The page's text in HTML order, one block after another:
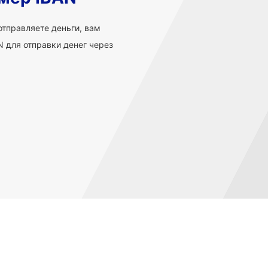
деньги, вам
отправки денег через